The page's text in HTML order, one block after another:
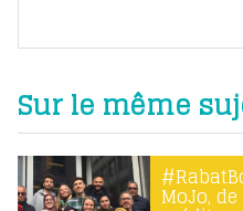
Sur le même
MoJo,